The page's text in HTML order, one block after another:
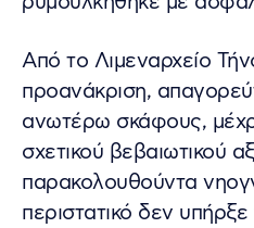
Από το Λιμεναρχείο
προανάκριση,
ανωτέρω σκάφους,
σχετικού βεβαιωτικού
παρακολουθούντα
περιστατικό δεν